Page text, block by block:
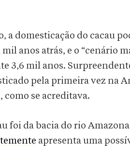
a domesticação do cacau
mil anos atrás, e o “cenário
3,6 mil anos.
pela primeira vez na
como se acreditava.
foi da bacia do rio
apresenta uma